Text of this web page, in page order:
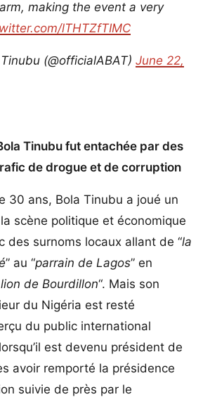
making the event a very
lTHTZfTIMC
(@officialABAT) June 22,
Tinubu fut entachée par des
de drogue et de corruption
30 ans, Bola Tinubu a joué un
scène politique et économique
des surnoms locaux allant de “la
” au “parrain de Lagos” en
de Bourdillon“. Mais son
du Nigéria est resté
du public international
est devenu président de
avoir remporté la présidence
suivie de près par le